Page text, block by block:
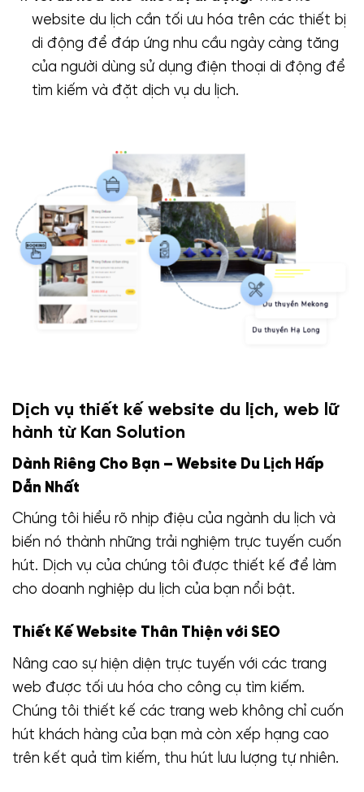
website du lịch cần tối ưu hóa trên các thiết bị
di động để đáp ứng nhu cầu ngày càng tăng
của người dùng sử dụng điện thoại di động để
tìm kiếm và đặt dịch vụ du lịch.
Dịch vụ thiết kế website du lịch, web lữ
hành từ Kan Solution
Dành Riêng Cho Bạn – Website Du Lịch Hấp
Dẫn Nhất
Chúng tôi hiểu rõ nhịp điệu của ngành du lịch và
biến nó thành những trải nghiệm trực tuyến cuốn
hút. Dịch vụ của chúng tôi được thiết kế để làm
cho doanh nghiệp du lịch của bạn nổi bật.
Thiết Kế Website Thân Thiện với SEO
Nâng cao sự hiện diện trực tuyến với các trang
web được tối ưu hóa cho công cụ tìm kiếm.
Chúng tôi thiết kế các trang web không chỉ cuốn
hút khách hàng của bạn mà còn xếp hạng cao
trên kết quả tìm kiếm, thu hút lưu lượng tự nhiên.